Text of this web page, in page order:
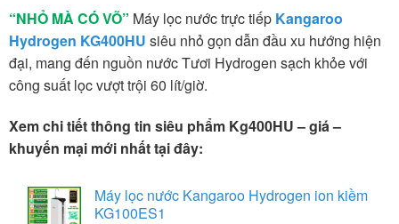
“NHỎ MÀ CÓ VÕ” Máy lọc nước trực tiếp Kangaroo
Hydrogen KG400HU siêu nhỏ gọn dẫn đầu xu hướng hiện
đại, mang đến nguồn nước Tươi Hydrogen sạch khỏe với
công suất lọc vượt trội 60 lít/giờ.
Xem chi tiết thông tin siêu phẩm Kg400HU – giá –
khuyến mại mới nhất tại đây:
Máy lọc nước Kangaroo Hydrogen ion kiềm
KG100ES1